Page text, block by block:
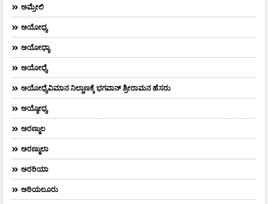
ಅಮ್ರೇಲಿ
ಅಯೋಧ್ಯ
ಅಯೋಧ್ಯಾ
ಅಯೋಧ್ಯೆ
ಅಯೋಧ್ಯೆವಿಮಾನ ನಿಲ್ದಾಣಕ್ಕೆ ಭಗವಾನ್ ಶ್ರೀರಾಮನ ಹೆಸರು
ಅಯ್ಯೋಧ್ಯ
ಅರಣ್ಮುಲ
ಅರಣ್ಮುಲಾ
ಅರರಿಯಾ
ಅರಿಯಲೂರು